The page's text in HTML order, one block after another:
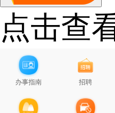
点击查
办事指南 招聘